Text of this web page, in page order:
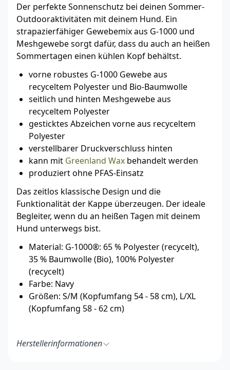
Der perfekte Sonnenschutz bei deinen Sommer-
Outdooraktivitäten mit deinem Hund. Ein
strapazierfähiger Gewebemix aus G-1000 und
Meshgewebe sorgt dafür, dass du auch an heißen
Sommertagen einen kühlen Kopf behältst.
vorne robustes G-1000 Gewebe aus
recyceltem Polyester und Bio-Baumwolle
seitlich und hinten Meshgewebe aus
recyceltem Polyester
gesticktes Abzeichen vorne aus recyceltem
Polyester
verstellbarer Druckverschluss hinten
kann mit Greenland Wax behandelt werden
produziert ohne PFAS-Einsatz
Das zeitlos klassische Design und die
Funktionalität der Kappe überzeugen. Der ideale
Begleiter, wenn du an heißen Tagen mit deinem
Hund unterwegs bist.
Material: G-1000®: 65 % Polyester (recycelt),
35 % Baumwolle (Bio), 100% Polyester
(recycelt)
Farbe: Navy
Größen: S/M (Kopfumfang 54 - 58 cm), L/XL
(Kopfumfang 58 - 62 cm)
Herstellerinformationen